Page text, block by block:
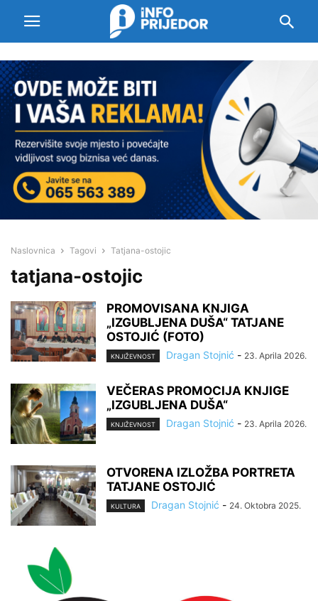
Naslovnica Tagovi Tatjana-ostojic
tatjana-ostojic
PROMOVISANA KNJIGA
„IZGUBLJENA DUŠA“ TATJANE
OSTOJIĆ (FOTO)
KNJIŽEVNOST Dragan Stojnić - 23. Aprila 2026.
VEČERAS PROMOCIJA KNJIGE
„IZGUBLJENA DUŠA“
KNJIŽEVNOST Dragan Stojnić - 23. Aprila 2026.
OTVORENA IZLOŽBA PORTRETA
TATJANE OSTOJIĆ
KULTURA Dragan Stojnić - 24. Oktobra 2025.